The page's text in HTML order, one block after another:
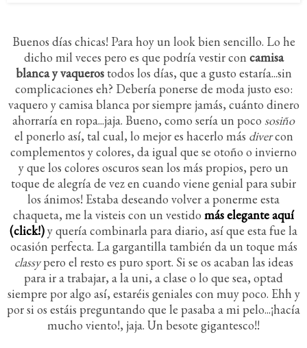
Buenos días chicas! Para hoy un look bien sencillo. Lo he
dicho mil veces pero es que podría vestir con camisa
blanca y vaquerostodos los días, que a gusto estaría...sin
complicaciones eh? Debería ponerse de moda justo eso:
vaquero y camisa blanca por siempre jamás, cuánto dinero
ahorraría en ropa...jaja. Bueno, como sería un poco sosiño
el ponerlo así, tal cual, lo mejor es hacerlo más divercon
complementos y colores, da igual que se otoño o invierno
y que los colores oscuros sean los más propios, pero un
toque de alegría de vez en cuando viene genial para subir
los ánimos! Estaba deseando volver a ponerme esta
chaqueta, me la visteis con un vestido más elegante aquí
(click!)y quería combinarla para diario, así que esta fue la
ocasión perfecta. La gargantilla también da un toque más
classypero el resto es puro sport. Si se os acaban las ideas
para ir a trabajar, a la uni, a clase o lo que sea, optad
siempre por algo así, estaréis geniales con muy poco. Ehh y
por si os estáis preguntando que le pasaba a mi pelo...¡hacía
mucho viento!, jaja. Un besote gigantesco!!